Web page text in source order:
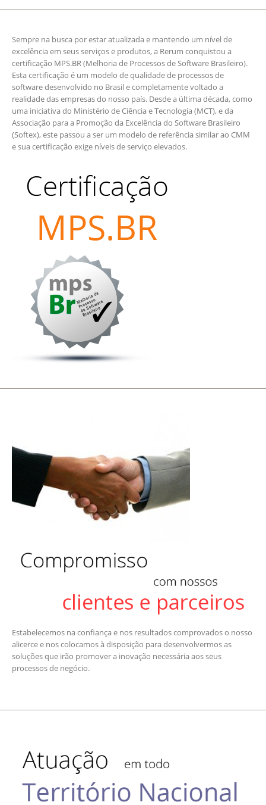
Sempre na busca por estar atualizada e mantendo um nível de
excelência em seus serviços e produtos, a Rerum conquistou a
certificação MPS.BR (Melhoria de Processos de Software Brasileiro).
Esta certificação é um modelo de qualidade de processos de
software desenvolvido no Brasil e completamente voltado a
realidade das empresas do nosso país. Desde a última década, como
uma iniciativa do Ministério de Ciência e Tecnologia (MCT), e da
Associação para a Promoção da Excelência do Software Brasileiro
(Softex), este passou a ser um modelo de referência similar ao CMM
e sua certificação exige níveis de serviço elevados.
Estabelecemos na confiança e nos resultados comprovados o nosso
alicerce e nos colocamos à disposição para desenvolvermos as
soluções que irão promover a inovação necessária aos seus
processos de negócio.